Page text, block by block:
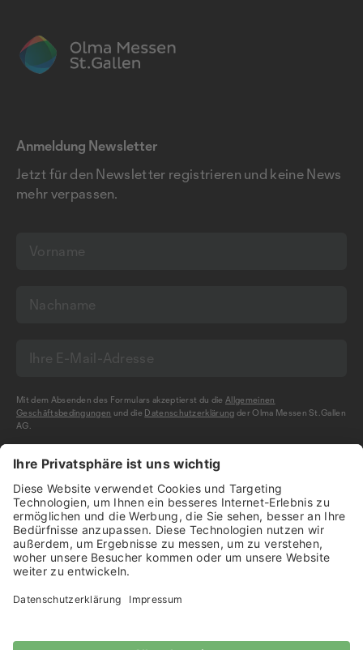
Anmeldung Newsletter
Jetzt für den Newsletter registrieren und keine News
mehr verpassen.
Mit dem Absenden des Formulars akzeptierst du dieAllgemeinen
Geschäftsbedingungen und die Datenschutzerklärung der Olma Messen St.Gallen
AG.
NEWSLETTER BESTELLEN